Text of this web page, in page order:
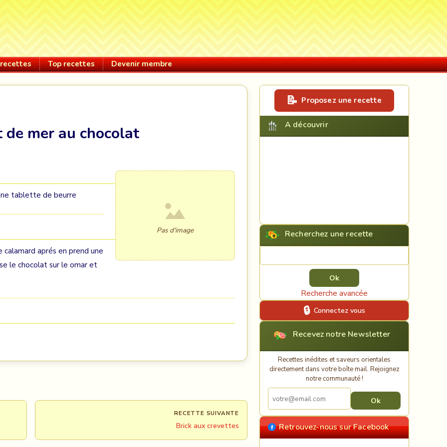
Top recettes Devenir membre
mer au chocolat
Pas d'image
tablette de beurre
aprés en prend une
le chocolat sur le omar et
RECETTE SUIVANTE
Brick aux crevettes
Proposez une recette
A découvrir
Recherchez une recette
Recherche avancée
Connectez vous
Recevez notre Newsletter
Recettes inédites et saveurs orientales
directement dans votre boîte mail. Rejoignez
notre communauté !
Retrouvez-nous sur Facebook